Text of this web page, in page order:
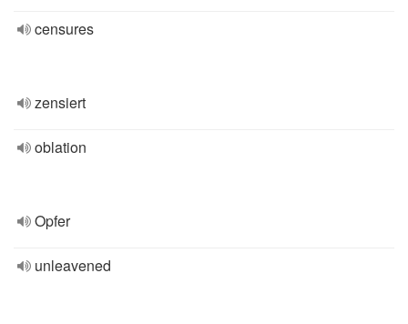
censures
zensiert
oblation
Opfer
unleavened